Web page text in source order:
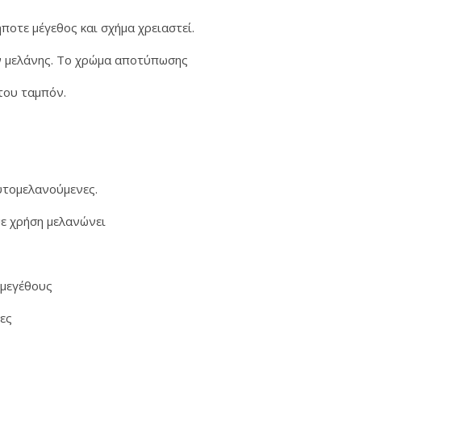
μέγεθος και σχήμα χρειαστεί.
μελάνης. Το χρώμα αποτύπωσης
ταμπόν.
χρήση μελανώνει